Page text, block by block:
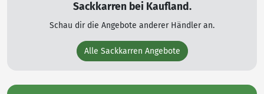
Sackkarren bei Kaufland.
Schau dir die Angebote anderer Händler an.
Alle Sackkarren Angebote